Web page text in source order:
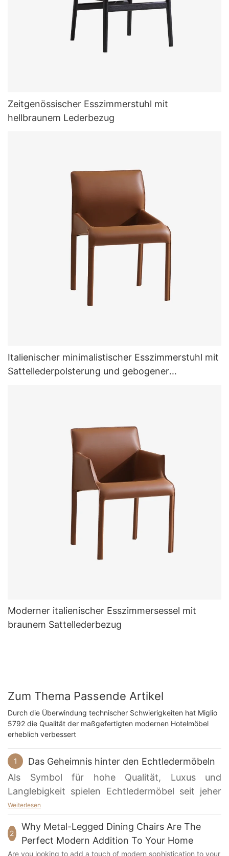
Zeitgenössischer Esszimmerstuhl mit
hellbraunem Lederbezug
Italienischer minimalistischer Esszimmerstuhl mit
Sattellederpolsterung und gebogener
Moderner italienischer Esszimmersessel mit
braunem Sattellederbezug
Zum Thema Passende Artikel
Durch die Überwindung technischer Schwierigkeiten hat Miglio
5792 die Qualität der maßgefertigten modernen Hotelmöbel
erheblich verbessert
1
Das Geheimnis hinter den Echtledermöbeln
Als Symbol für hohe Qualität, Luxus und
Langlebigkeit spielen Echtledermöbel seit jeher
eine wichtige Rolle in der Inneneinrichtung. Sind
weniger Narben auf der Oberfläche aufgefallen?
Diese Narben kommen natürlich vor und stellen
Weiterlesen
2
Why Metal-Legged Dining Chairs Are The
Perfect Modern Addition To Your Home
Are you looking to add a touch of modern sophistication to your